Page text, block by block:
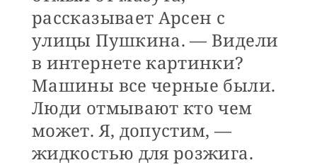
рассказывает Арсен с
улицы Пушкина. — Видели
в интернете картинки?
Машины все черные были.
Люди отмывают кто чем
может. Я, допустим, —
жидкостью для розжига.